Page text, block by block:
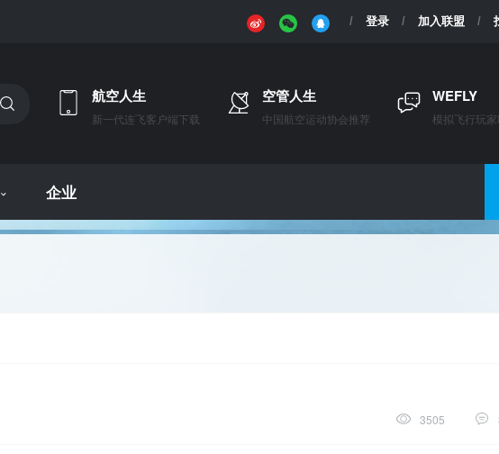
登录 加入联盟
航空人生
新一代连飞客户端下载
空管人生
中国航空运动协会推荐
WEFLY
模拟飞行玩
企业
3505